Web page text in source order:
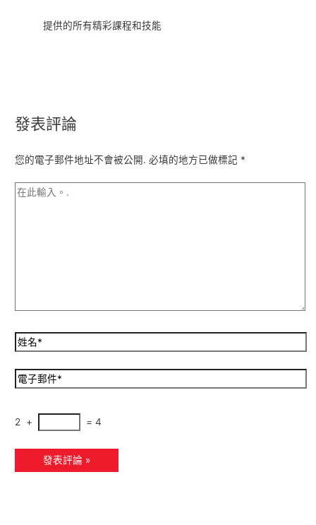
提供的所有精彩課程和技能
發表評論
您的電子郵件地址不會被公開. 必填的地方已做標記 *
2 + = 4